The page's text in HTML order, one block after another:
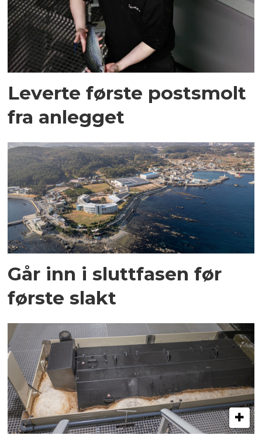
Leverte første postsmolt
fra anlegget
Går inn i sluttfasen før
første slakt